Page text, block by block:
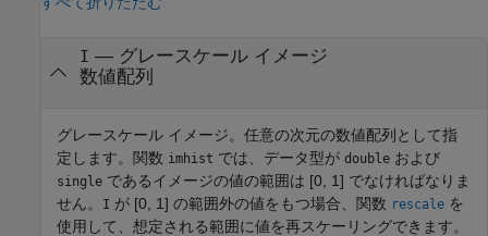
I — グレースケール イメージ
数値配列
グレースケール イメージ。任意の次元の数値配列として指
定します。 関数 imhist では、データ型が double および
single であるイメージの値の範囲は [0, 1] でなければなりま
せん。
I が [0, 1] の範囲外の値をもつ場合、関数 rescale を
使用して、想定される範囲に値を再スケーリングできます。